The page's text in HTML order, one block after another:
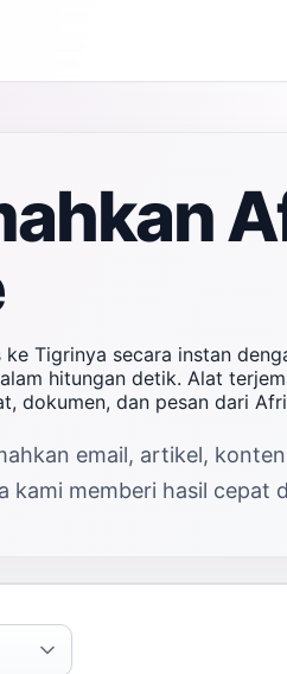
ke Tigrinya secara instan
hitungan detik. Alat
dokumen, dan pesan dari
email, artikel,
kami memberi hasil cepat